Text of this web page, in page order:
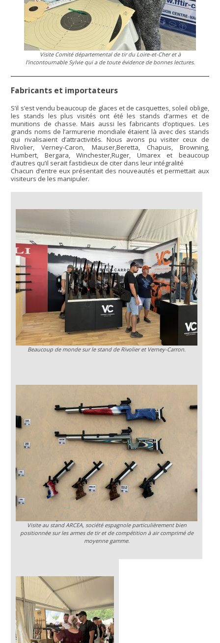
Visite Comité départemental de tir du Loire-et-Cher et à
l’incontournable Sylvie qui a de toute évidence de bonnes lectures.
Fabricants et importateurs
S’il s’est vendu beaucoup de glaces et de casquettes, soleil oblige,
les stands les plus visités ont été les stands d’armes et de
munitions de chasse. Mais aussi les fabricants d’optiques. Les
grands noms de l’armurerie mondiale étaient là avec des stands
qui rivalisaient d’attractivités. Nous avons pu visiter ceux de
Rivolier, Verney-Caron, Mauser,Beretta, Chapuis, Browning,
Humbert, Bergara, Winchester,Ruger, Umarex et beaucoup
d’autres qu’il serait fastidieux de citer dans leur intégralité
Chacun d’entre eux présentait des nouveautés et permettait aux
visiteurs de les manipuler.
Beaucoup de monde sur le stand de Rivolier et Verney-Carron.
Visite au stand ARCEA, société espagnole particulièrement bien
positionnée sur les armes de tir et de compétition à air comprimé de
moyenne gamme.